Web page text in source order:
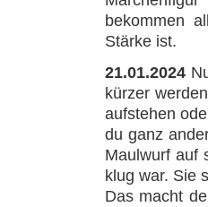
bekommen
Stärke ist.
21.01.2024
kürzer
aufstehen
du ganz
Maulwurf auf
klug war. Sie
Das macht